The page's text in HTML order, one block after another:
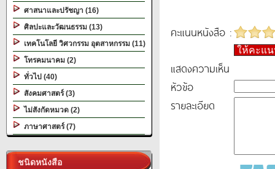
ศาสนาและปรัชญา (16)
ศิลปะและวัฒนธรรม (13)
เทคโนโลยี วิศวกรรม อุตสาหกรรม (11)
โทรคมนาคม (2)
ทั่วไป (40)
สังคมศาสตร์ (3)
ไม่สังกัดหมวด (2)
ภาษาศาสตร์ (7)
ชนิดหนังสือ
คะแนนหนังสือ :
ให้คะแ
แสดงความเห็น
หัวข้อ
รายละเอียด